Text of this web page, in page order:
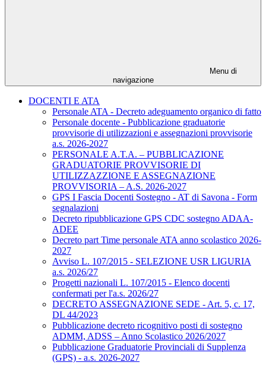
Menu di
navigazione
DOCENTI E ATA
Personale ATA - Decreto adeguamento organico di fatto
Personale docente - Pubblicazione graduatorie
provvisorie di utilizzazioni e assegnazioni provvisorie
a.s. 2026-2027
PERSONALE A.T.A. – PUBBLICAZIONE
GRADUATORIE PROVVISORIE DI
UTILIZZAZZIONE E ASSEGNAZIONE
PROVVISORIA – A.S. 2026-2027
GPS I Fascia Docenti Sostegno - AT di Savona - Form
segnalazioni
Decreto ripubblicazione GPS CDC sostegno ADAA-
ADEE
Decreto part Time personale ATA anno scolastico 2026-
2027
Avviso L. 107/2015 - SELEZIONE USR LIGURIA
a.s. 2026/27
Progetti nazionali L. 107/2015 - Elenco docenti
confermati per l'a.s. 2026/27
DECRETO ASSEGNAZIONE SEDE - Art. 5, c. 17,
DL 44/2023
Pubblicazione decreto ricognitivo posti di sostegno
ADMM, ADSS – Anno Scolastico 2026/2027
Pubblicazione Graduatorie Provinciali di Supplenza
(GPS) - a.s. 2026-2027